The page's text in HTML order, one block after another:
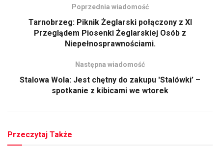
Poprzednia wiadomość
Tarnobrzeg: Piknik Żeglarski połączony z XI
Przeglądem Piosenki Żeglarskiej Osób z
Niepełnosprawnościami.
Następna wiadomość
Stalowa Wola: Jest chętny do zakupu 'Stalówki’ –
spotkanie z kibicami we wtorek
Przeczytaj Także